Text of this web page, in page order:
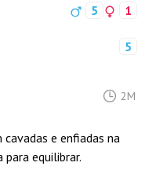
5 1
5
2M
e enfiadas na
equilibrar.